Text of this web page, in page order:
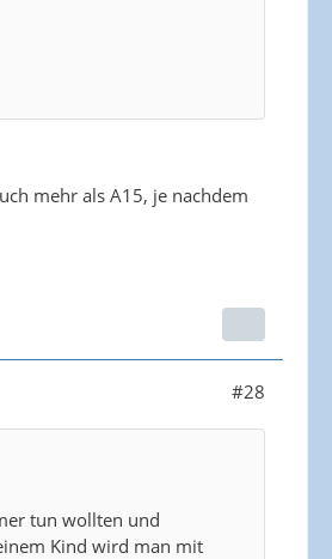
mehr als A15, je nachdem
#28
tun wollten und
Kind wird man mit